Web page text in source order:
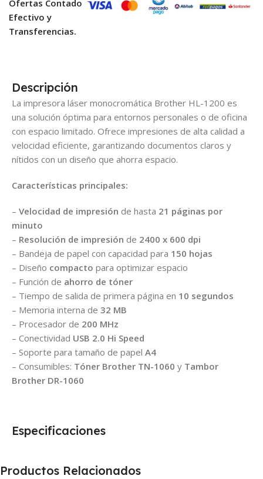
Ofertas Contado
Efectivo y
Transferencias.
Descripción
La impresora láser monocromática Brother HL-1200 es
una solución óptima para entornos personales o de oficina
con espacio limitado. Ofrece impresiones de alta calidad a
velocidad eficiente, garantizando documentos claros y
nítidos con un diseño que ahorra espacio.
Características principales:
– Velocidad de impresión de hasta 21 páginas por
minuto
– Resolución de impresión de 2400 x 600 dpi
– Bandeja de papel con capacidad para 150 hojas
– Diseño compacto para optimizar espacio
– Función de ahorro de tóner
– Tiempo de salida de primera página en 10 segundos
– Memoria interna de 32 MB
– Procesador de 200 MHz
– Conectividad USB 2.0 Hi Speed
– Soporte para tamaño de papel A4
– Consumibles: Tóner Brother TN-1060 y Tambor
Brother DR-1060
Especificaciones
Productos Relacionados